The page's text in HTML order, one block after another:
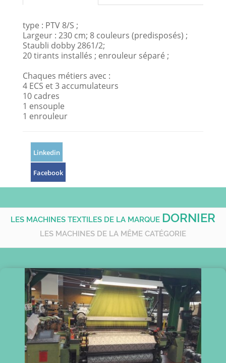
type : PTV 8/S ;
Largeur : 230 cm; 8 couleurs (predisposés) ;
Staubli dobby 2861/2;
20 tirants installés ; enrouleur séparé ;
Chaques métiers avec :
4 ECS et 3 accumulateurs
10 cadres
1 ensouple
1 enrouleur
Linkedin
Facebook
LES MACHINES TEXTILES DE LA MARQUE DORNIER
LES MACHINES DE LA MÊME CATÉGORIE